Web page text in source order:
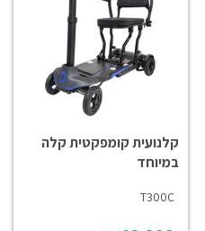
קלנועית קומפקטית קלה
במיוחד
T300C